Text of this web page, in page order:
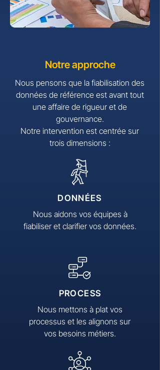
Notre approche
Nous pensons que la fiabilisation des
données de référence est avant tout
une affaire de rigueur et de
gouvernance.
Notre intervention est centrée sur
trois dimensions :
DONNÉES
Nous aidons vos équipes à
fiabiliser et clarifier vos données.
PROCESS
Nous mettons à plat vos
processus et les alignons sur
vos besoins métiers.